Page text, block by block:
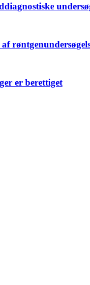
er berettiget